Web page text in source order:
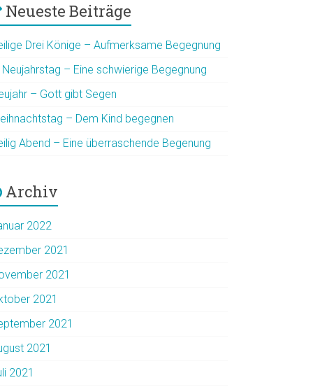
Neueste Beiträge
Drei Könige – Aufmerksame Begegnung
Neujahrstag – Eine schwierige Begegnung
– Gott gibt Segen
– Dem Kind begegnen
Abend – Eine überraschende Begenung
Archiv
2022
2021
2021
2021
2021
2021
2021